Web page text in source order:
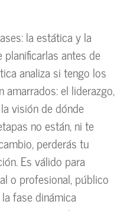
la estática y la
antes de
analiza si tengo los
el liderazgo,
visión de dónde
no están, ni te
perderás tu
Es válido para
o profesional, público
fase dinámica